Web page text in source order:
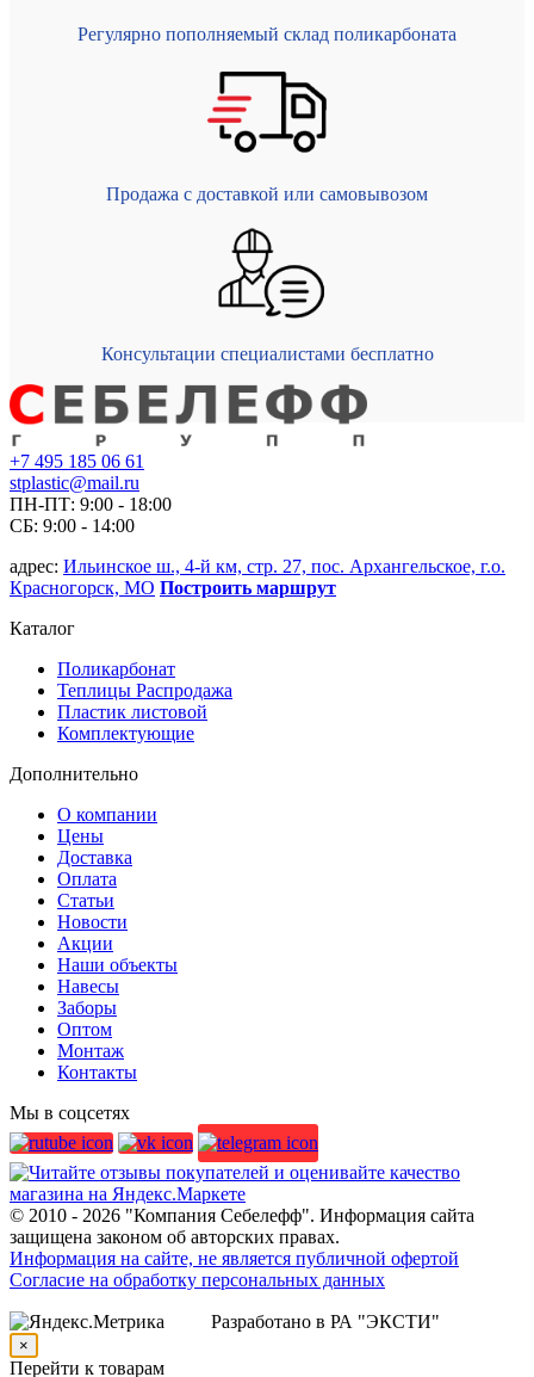
Регулярно пополняемый склад поликарбоната
Продажа с доставкой или самовывозом
Консультации специалистами бесплатно
+7 495 185 06 61
stplastic@mail.ru
ПН-ПТ: 9:00 - 18:00
СБ: 9:00 - 14:00
адрес: Ильинское ш., 4-й км, стр. 27, пос. Архангельское, г.о.
Красногорск, МО Построить маршрут
Каталог
Поликарбонат
Теплицы Распродажа
Пластик листовой
Комплектующие
Дополнительно
О компании
Цены
Доставка
Оплата
Статьи
Новости
Акции
Наши объекты
Навесы
Заборы
Оптом
Монтаж
Контакты
Мы в соцсетях
© 2010 - 2026 "Компания Себелефф". Информация сайта
защищена законом об авторских правах.
Информация на сайте, не является публичной офертой
Согласие на обработку персональных данных
Разработано в РА "ЭКСТИ"
×
Перейти к товарам